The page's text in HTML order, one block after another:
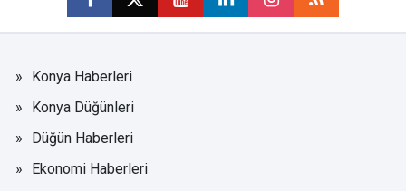
Konya Haberleri
Konya Düğünleri
Düğün Haberleri
Ekonomi Haberleri